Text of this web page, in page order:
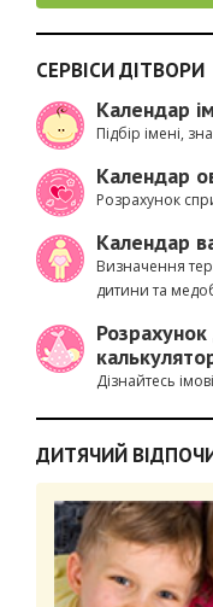
СЕРВІСИ ДІТВОРИ
Календар
Підбір імені,
Календар
Розрахунок
Календар
Визначення
дитини та
Дізнайтесь
ДИТЯЧИЙ